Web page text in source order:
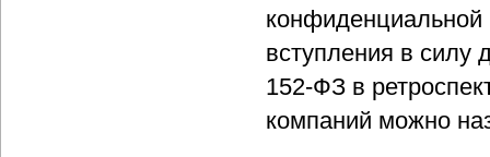
вступления в силу
152-ФЗ в
компаний можно